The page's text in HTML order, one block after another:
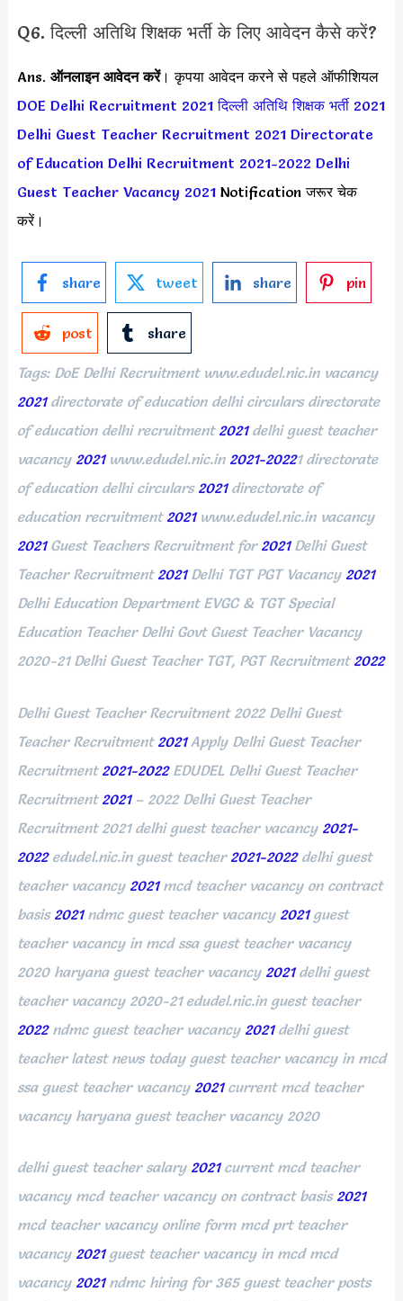
Q6. दिल्ली अतिथि शिक्षक भर्ती के लिए आवेदन कैसे करें?
Ans. ऑनलाइन आवेदन करें। कृपया आवेदन करने से पहले ऑफीशियल
DOE Delhi Recruitment 2021 दिल्ली अतिथि शिक्षक भर्ती 2021
Delhi Guest Teacher Recruitment 2021 Directorate
of Education Delhi Recruitment 2021-2022 Delhi
Guest Teacher Vacancy 2021Notification जरूर चेक
करें।
share tweet share pin
post share
Tags: DoE Delhi Recruitment www.edudel.nic.in vacancy
2021directorate of education delhi circulars directorate
of education delhi recruitment 2021delhi guest teacher
vacancy 2021www.edudel.nic.in 2021-20221 directorate
of education delhi circulars 2021directorate of
education recruitment 2021www.edudel.nic.in vacancy
2021Guest Teachers Recruitment for 2021Delhi Guest
Teacher Recruitment 2021Delhi TGT PGT Vacancy 2021
Delhi Education Department EVGC & TGT Special
Education Teacher Delhi Govt Guest Teacher Vacancy
2020-21 Delhi Guest Teacher TGT, PGT Recruitment 2022
Delhi Guest Teacher Recruitment 2022 Delhi Guest
Teacher Recruitment 2021Apply Delhi Guest Teacher
Recruitment 2021-2022EDUDEL Delhi Guest Teacher
Recruitment 2021– 2022 Delhi Guest Teacher
Recruitment 2021 delhi guest teacher vacancy 2021-
2022edudel.nic.in guest teacher 2021-2022delhi guest
teacher vacancy 2021mcd teacher vacancy on contract
basis 2021ndmc guest teacher vacancy 2021guest
teacher vacancy in mcd ssa guest teacher vacancy
2020 haryana guest teacher vacancy 2021delhi guest
teacher vacancy 2020-21 edudel.nic.in guest teacher
2022ndmc guest teacher vacancy 2021delhi guest
teacher latest news today guest teacher vacancy in mcd
ssa guest teacher vacancy 2021current mcd teacher
vacancy haryana guest teacher vacancy 2020
delhi guest teacher salary 2021current mcd teacher
vacancy mcd teacher vacancy on contract basis 2021
mcd teacher vacancy online form mcd prt teacher
vacancy 2021guest teacher vacancy in mcd mcd
vacancy 2021ndmc hiring for 365 guest teacher posts